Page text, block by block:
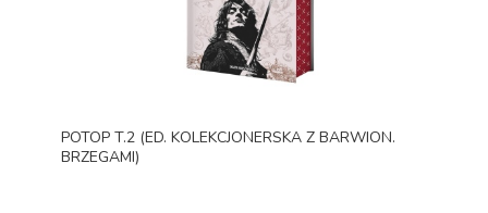
POTOP T.2 (ED. KOLEKCJONERSKA Z BARWION.
BRZEGAMI)